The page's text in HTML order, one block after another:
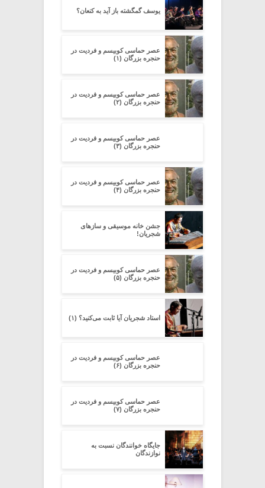
یوسف گمگشته باز آید به کنعان؟
عصر حماسی کوبیسم و فردیت در
حنجره بزرگان (۱)
عصر حماسی کوبیسم و فردیت در
حنجره بزرگان (۲)
عصر حماسی کوبیسم و فردیت در
حنجره بزرگان (۳)
عصر حماسی کوبیسم و فردیت در
حنجره بزرگان (۴)
جشن خانه موسیقی و سازهای
شجریان!
عصر حماسی کوبیسم و فردیت در
حنجره بزرگان (۵)
استاد شجریان آیا ثابت می‌کنید؟ (۱)
عصر حماسی کوبیسم و فردیت در
حنجره بزرگان (۶)
عصر حماسی کوبیسم و فردیت در
حنجره بزرگان (۷)
جایگاه خوانندگان نسبت به
نوازندگان